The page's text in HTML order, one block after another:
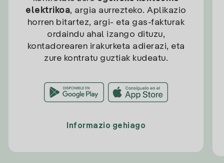
elektrikoa, argia aurrezteko. Aplikazio
horren bitartez, argi- eta gas-fakturak
ordaindu ahal izango dituzu,
kontadorearen irakurketa adierazi, eta
zure kontratu guztiak kudeatu.
Informazio gehiago